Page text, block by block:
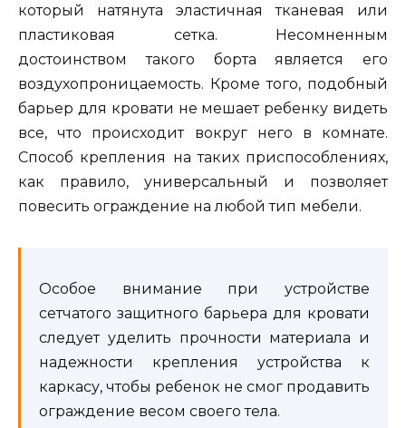
который натянута эластичная тканевая или
пластиковая сетка. Несомненным
достоинством такого борта является его
воздухопроницаемость. Кроме того, подобный
барьер для кровати не мешает ребенку видеть
все, что происходит вокруг него в комнате.
Способ крепления на таких приспособлениях,
как правило, универсальный и позволяет
повесить ограждение на любой тип мебели.
Особое внимание при устройстве
сетчатого защитного барьера для кровати
следует уделить прочности материала и
надежности крепления устройства к
каркасу, чтобы ребенок не смог продавить
ограждение весом своего тела.